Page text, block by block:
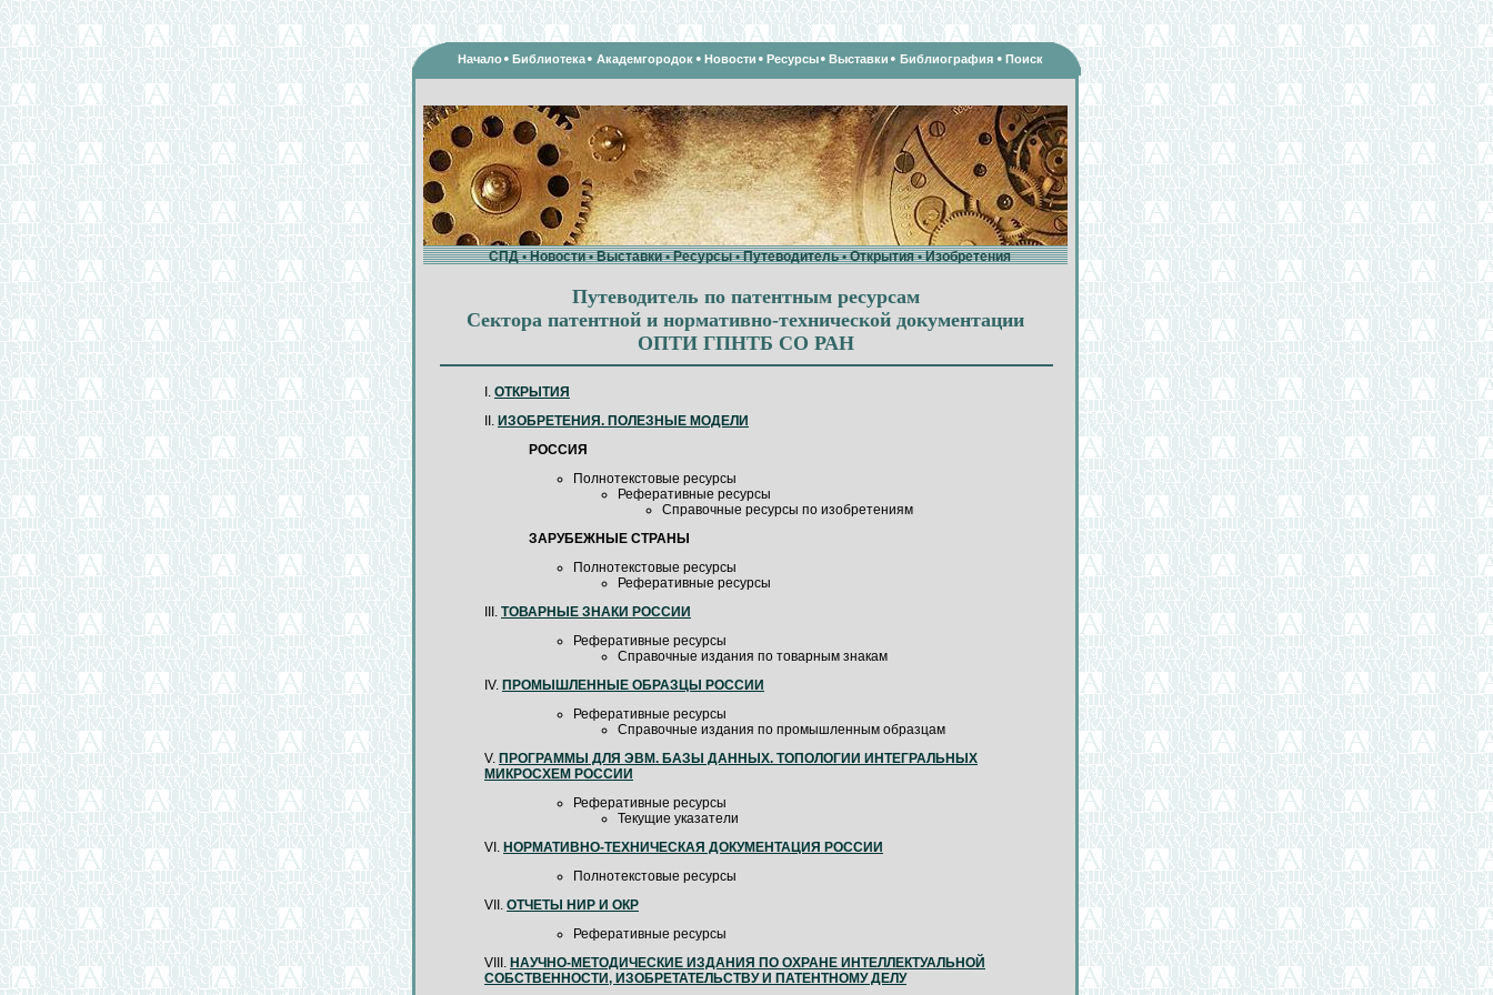
Начало• Библиотека • Академгородок • Новости • Ресурсы • Выставки • Библиография • Поиск
СПД•Новости•Выставки•Ресурсы•Путеводитель•Открытия•Изобретения
Путеводитель по патентным ресурсам
Сектора патентной и нормативно-технической документации
ОПТИ ГПНТБ СО РАН
I. ОТКРЫТИЯ
II. ИЗОБРЕТЕНИЯ. ПОЛЕЗНЫЕ МОДЕЛИ
РОССИЯ
Полнотекстовые ресурсы
Реферативные ресурсы
Справочные ресурсы по изобретениям
ЗАРУБЕЖНЫЕ СТРАНЫ
Полнотекстовые ресурсы
Реферативные ресурсы
III. ТОВАРНЫЕ ЗНАКИ РОССИИ
Реферативные ресурсы
Справочные издания по товарным знакам
IV. ПРОМЫШЛЕННЫЕ ОБРАЗЦЫ РОССИИ
Реферативные ресурсы
Справочные издания по промышленным образцам
V. ПРОГРАММЫ ДЛЯ ЭВМ. БАЗЫ ДАННЫХ. ТОПОЛОГИИ ИНТЕГРАЛЬНЫХ
МИКРОСХЕМ РОССИИ
Реферативные ресурсы
Текущие указатели
VI. НОРМАТИВНО-ТЕХНИЧЕСКАЯ ДОКУМЕНТАЦИЯ РОССИИ
Полнотекстовые ресурсы
VII. ОТЧЕТЫ НИР И ОКР
Реферативные ресурсы
VIII. НАУЧНО-МЕТОДИЧЕСКИЕ ИЗДАНИЯ ПО ОХРАНЕ ИНТЕЛЛЕКТУАЛЬНОЙ
СОБСТВЕННОСТИ, ИЗОБРЕТАТЕЛЬСТВУ И ПАТЕНТНОМУ ДЕЛУ